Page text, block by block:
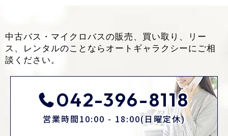
中古バス・マイクロバスの販売、買い取り、リー
ス、レンタルのことなら オートギャラクシーにご相
談ください。
042-396-8118
営業時間10:00 - 18:00(日曜定休)